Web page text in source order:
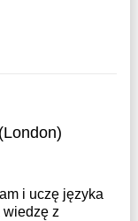
i uczę języka
wiedzę z